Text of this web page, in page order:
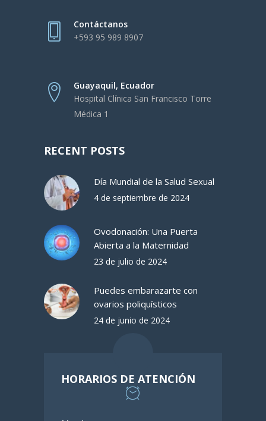
Contáctanos
+593 95 989 8907
Guayaquil, Ecuador
Hospital Clínica San Francisco Torre
Médica 1
RECENT POSTS
Día Mundial de la Salud Sexual
4 de septiembre de 2024
Ovodonación: Una Puerta
Abierta a la Maternidad
23 de julio de 2024
Puedes embarazarte con
ovarios poliquísticos
24 de junio de 2024
HORARIOS DE ATENCIÓN